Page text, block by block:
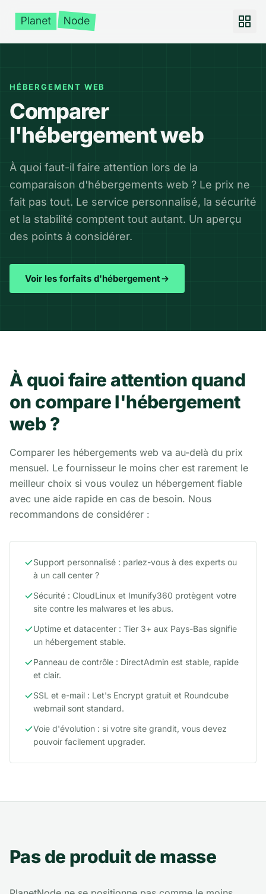
HÉBERGEMENT WEB
Comparer
l'hébergement web
À quoi faut-il faire attention lors de la
comparaison d'hébergements web ? Le prix ne
fait pas tout. Le service personnalisé, la sécurité
et la stabilité comptent tout autant. Un aperçu
des points à considérer.
Voir les forfaits d'hébergement
À quoi faire attention quand
on compare l'hébergement
web ?
Comparer les hébergements web va au-delà du prix
mensuel. Le fournisseur le moins cher est rarement le
meilleur choix si vous voulez un hébergement fiable
avec une aide rapide en cas de besoin. Nous
recommandons de considérer :
Support personnalisé : parlez-vous à des experts ou
à un call center ?
Sécurité : CloudLinux et Imunify360 protègent votre
site contre les malwares et les abus.
Uptime et datacenter : Tier 3+ aux Pays-Bas signifie
un hébergement stable.
Panneau de contrôle : DirectAdmin est stable, rapide
et clair.
SSL et e-mail : Let's Encrypt gratuit et Roundcube
webmail sont standard.
Voie d'évolution : si votre site grandit, vous devez
pouvoir facilement upgrader.
Pas de produit de masse